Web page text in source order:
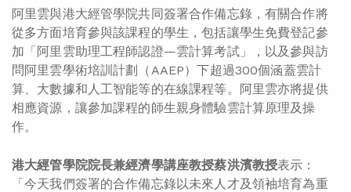
阿里雲與港大經管學院共同簽署合作備忘錄，有關合作將
從多方面培育參與該課程的學生，包括讓學生免費登記參
加「阿里雲助理工程師認證—雲計算考試」，以及參與訪
問阿里雲學術培訓計劃（AAEP）下超過300個涵蓋雲計
算、大數據和人工智能等的在線課程等。阿里雲亦將提供
相應資源，讓參加課程的師生親身體驗雲計算原理及操
作。
港大經管學院院長兼經濟學講座教授蔡洪濱教授表示：
「今天我們簽署的合作備忘錄以未來人才及領袖培育為重